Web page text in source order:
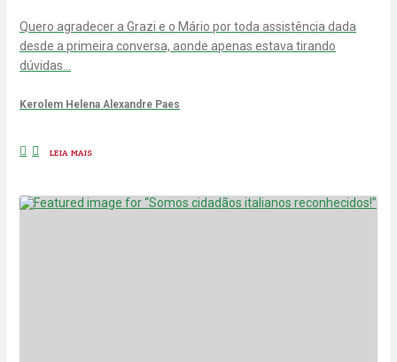
Quero agradecer a Grazi e o Mário por toda assistência dada
desde a primeira conversa, aonde apenas estava tirando
dúvidas…
Kerolem Helena Alexandre Paes
LEIA MAIS